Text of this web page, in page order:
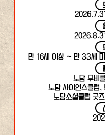
만 16세 이상 ~ 만 33세
노담 무비
노담 사이언스클럽,
노담소셜클럽 굿